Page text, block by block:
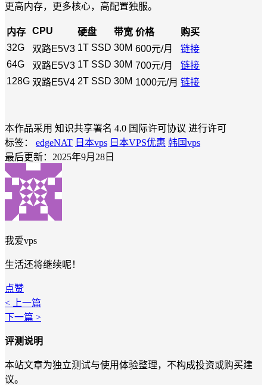
更高内存，更多核心，高配置独服。
内存 CPU 硬盘 带宽 价格
购买
32G
双路E5V3 1T SSD 30M 600元/月
链接
64G
双路E5V3 1T SSD 30M 700元/月
链接
128G 双路E5V4 2T SSD 30M 1000元/月 链接
本作品采用 知识共享署名 4.0 国际许可协议 进行许可
标签：
edgeNAT 日本vps 日本VPS优惠 韩国vps
最后更新：2025年9月28日
我爱vps
生活还将继续呢！
点赞
< 上一篇
下一篇 >
评测说明
本站文章为独立测试与使用体验整理，不构成投资或购买建
议。